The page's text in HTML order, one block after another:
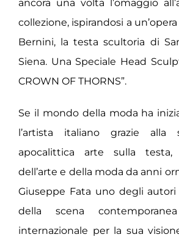
ancora una volta l’omaggio
collezione, ispirandosi a
Bernini, la testa scultoria di
Siena. Una Speciale Head
CROWN OF THORNS”.
Se il mondo della moda ha
l’artista italiano grazie alla
apocalittica arte sulla
dell’arte e della moda da anni
Giuseppe Fata uno degli
della scena
internazionale per la sua